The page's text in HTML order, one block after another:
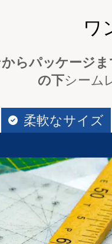
ワ
らパッケージ
の下シーム
柔軟なサイズ